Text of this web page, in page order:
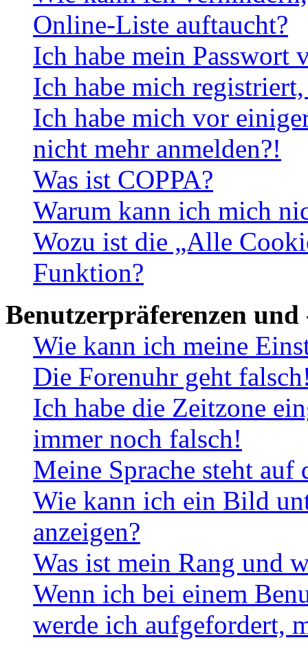
Online-Liste auftaucht?
Ich habe mein Passwort
Ich habe mich
Ich habe mich vor
nicht mehr anmelden?!
Was ist COPPA?
Warum kann ich mich
Wozu ist die „Alle
Funktion?
Benutzerpräferenzen und
Wie kann ich meine
Die Forenuhr geht
Ich habe die Zeitzone
immer noch falsch!
Meine Sprache steht
Wie kann ich ein Bild
anzeigen?
Was ist mein Rang und
Wenn ich bei einem
werde ich aufgefordert,